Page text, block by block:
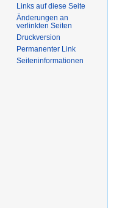
Links auf diese Seite
Änderungen an
verlinkten Seiten
Druckversion
Permanenter Link
Seiten­­informationen